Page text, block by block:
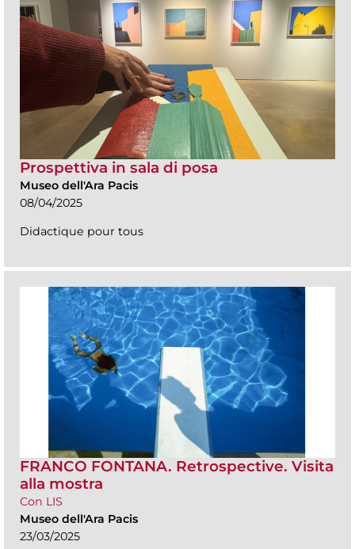
Prospettiva in sala di posa
Museo dell'Ara Pacis
08/04/2025
Didactique pour tous
FRANCO FONTANA. Retrospective. Visita
alla mostra
Con LIS
Museo dell'Ara Pacis
23/03/2025